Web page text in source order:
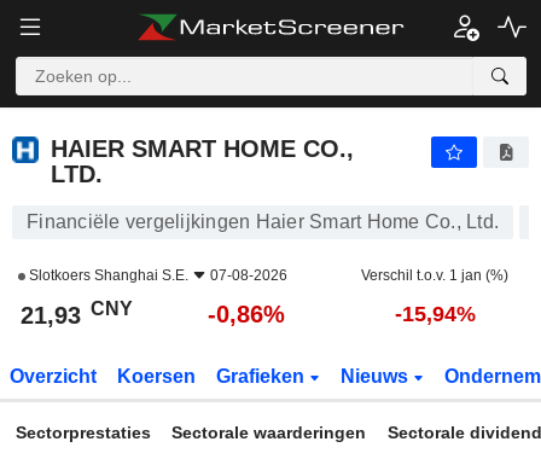
HAIER SMART HOME CO., LTD. -
HAIER SMART HOME CO.,
LTD.
Financiële vergelijkingen Haier Smart Home Co., Ltd.
Slotkoers Shanghai S.E. 07-08-2026 Verschil t.o.v. 1 jan (%)
21,93 CNY -0,86% -15,94%
Overzicht Koersen Grafieken Nieuws
Sectorprestaties Sectorale waarderingen Sectorale